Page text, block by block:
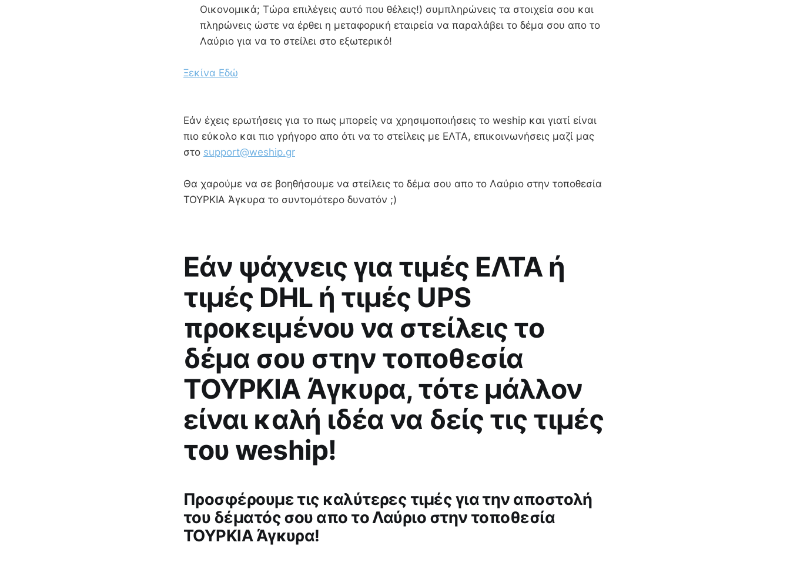
Οικονομικά; Τώρα επιλέγεις αυτό που θέλεις!) συμπληρώνεις τα στοιχεία σου και
πληρώνεις ώστε να έρθει η μεταφορική εταιρεία να παραλάβει το δέμα σου απο το
Λαύριο για να το στείλει στο εξωτερικό!
Ξεκίνα Εδώ
Εάν έχεις ερωτήσεις για το πως μπορείς να χρησιμοποιήσεις το weship και γιατί είναι
πιο εύκολο και πιο γρήγορο απο ότι να το στείλεις με ΕΛΤΑ, επικοινωνήσεις μαζί μας
στο support@weship.gr
Θα χαρούμε να σε βοηθήσουμε να στείλεις το δέμα σου απο το Λαύριο στην τοποθεσία
ΤΟΥΡΚΙΑ Άγκυρα το συντομότερο δυνατόν ;)
Εάν ψάχνεις για τιμές ΕΛΤΑ ή
τιμές DHL ή τιμές UPS
προκειμένου να στείλεις το
δέμα σου στην τοποθεσία
ΤΟΥΡΚΙΑ Άγκυρα, τότε μάλλον
είναι καλή ιδέα να δείς τις τιμές
του weship!
Προσφέρουμε τις καλύτερες τιμές για την αποστολή
του δέματός σου απο το Λαύριο στην τοποθεσία
ΤΟΥΡΚΙΑ Άγκυρα!